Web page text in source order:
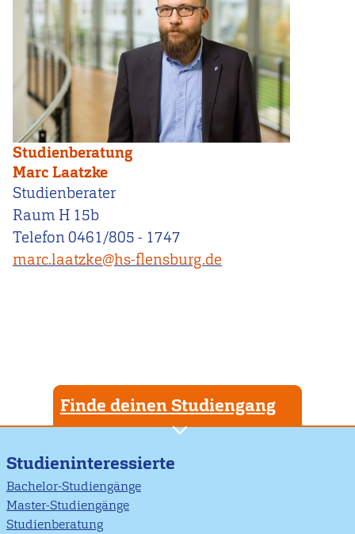
Studienberatung
Marc Laatzke
Studienberater
Raum H 15b
Telefon 0461/805 - 1747
marc.laatzke@hs-flensburg.de
Finde deinen Studiengang
Studieninteressierte
Bachelor-Studiengänge
Master-Studiengänge
Studienberatung